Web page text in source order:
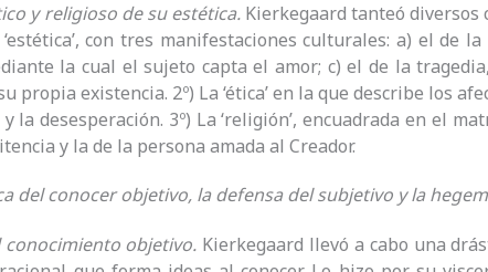
y religioso de su estética.Kierkegaard tanteó diversos
‘estética’, con tres manifestaciones culturales: a) el de
la cual el sujeto capta el amor; c) el de la
propia existencia. 2º) La ‘ética’ en la que describe los
la desesperación. 3º) La ‘religión’, encuadrada en el
y la de la persona amada al Creador.
del conocer objetivo, la defensa del subjetivo y la
conocimiento objetivo. Kierkegaard llevó a cabo una